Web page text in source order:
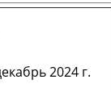
2024 г.